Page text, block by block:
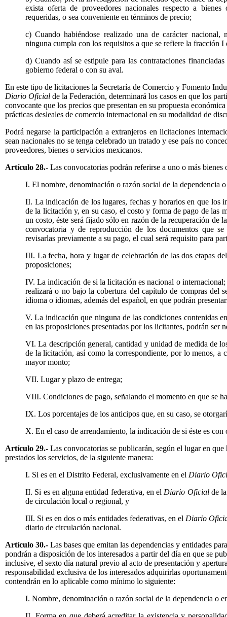
exista oferta de proveedores nacionales respecto a
requeridas, o sea conveniente en términos de precio;
c) Cuando habiéndose realizado una de carácter nacional,
ninguna cumpla con los requisitos a que se refiere la fracción I
d) Cuando así se estipule para las contrataciones
gobierno federal o con su aval.
En este tipo de licitaciones la Secretaría de Comercio y Fomento
Diario Oficial de la Federación, determinará los casos en que los
convocante que los precios que presentan en su propuesta
prácticas desleales de comercio internacional en su modalidad de
Podrá negarse la participación a extranjeros en licitaciones
sean nacionales no se tenga celebrado un tratado y ese país no
proveedores, bienes o servicios mexicanos.
Artículo 28.- Las convocatorias podrán referirse a uno o más
I. El nombre, denominación o razón social de la dependencia
II. La indicación de los lugares, fechas y horarios en que los
de la licitación y, en su caso, el costo y forma de pago de las
un costo, éste será fijado sólo en razón de la recuperación de
convocatoria y de reproducción de los documentos que se
revisarlas previamente a su pago, el cual será requisito para
III. La fecha, hora y lugar de celebración de las dos etapas
proposiciones;
IV. La indicación de si la licitación es nacional o internacional;
realizará o no bajo la cobertura del capítulo de compras del
idioma o idiomas, además del español, en que podrán
V. La indicación que ninguna de las condiciones contenidas
en las proposiciones presentadas por los licitantes, podrán ser
VI. La descripción general, cantidad y unidad de medida de
de la licitación, así como la correspondiente, por lo menos, a
mayor monto;
VII. Lugar y plazo de entrega;
VIII. Condiciones de pago, señalando el momento en que se
IX. Los porcentajes de los anticipos que, en su caso, se
X. En el caso de arrendamiento, la indicación de si éste es
Artículo 29.- Las convocatorias se publicarán, según el lugar en
prestados los servicios, de la siguiente manera:
I. Si es en el Distrito Federal, exclusivamente en el Diario
II. Si es en alguna entidad federativa, en el Diario Oficialde la
de circulación local o regional, y
III. Si es en dos o más entidades federativas, en el Diario
diario de circulación nacional.
Artículo 30.- Las bases que emitan las dependencias y entidades
pondrán a disposición de los interesados a partir del día en que se
inclusive, el sexto día natural previo al acto de presentación y
responsabilidad exclusiva de los interesados adquirirlas
contendrán en lo aplicable como mínimo lo siguiente:
I. Nombre, denominación o razón social de la dependencia o